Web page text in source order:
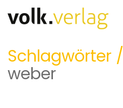
Schlagwörter /
weber